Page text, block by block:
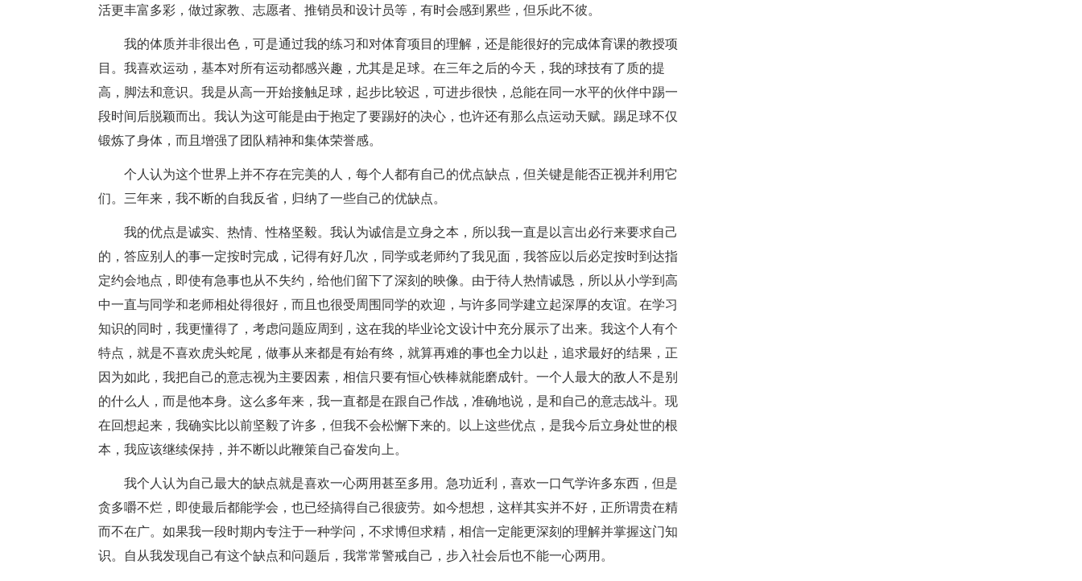
活更丰富多彩，做过家教、志愿者、推销员和设计员等，有时会感到累些，但乐此不彼。
我的体质并非很出色，可是通过我的练习和对体育项目的理解，还是能很好的完成体育课的教授项
目。我喜欢运动，基本对所有运动都感兴趣，尤其是足球。在三年之后的今天，我的球技有了质的提
高，脚法和意识。我是从高一开始接触足球，起步比较迟，可进步很快，总能在同一水平的伙伴中踢一
段时间后脱颖而出。我认为这可能是由于抱定了要踢好的决心，也许还有那么点运动天赋。踢足球不仅
锻炼了身体，而且增强了团队精神和集体荣誉感。
个人认为这个世界上并不存在完美的人，每个人都有自己的优点缺点，但关键是能否正视并利用它
们。三年来，我不断的自我反省，归纳了一些自己的优缺点。
我的优点是诚实、热情、性格坚毅。我认为诚信是立身之本，所以我一直是以言出必行来要求自己
的，答应别人的事一定按时完成，记得有好几次，同学或老师约了我见面，我答应以后必定按时到达指
定约会地点，即使有急事也从不失约，给他们留下了深刻的映像。由于待人热情诚恳，所以从小学到高
中一直与同学和老师相处得很好，而且也很受周围同学的欢迎，与许多同学建立起深厚的友谊。在学习
知识的同时，我更懂得了，考虑问题应周到，这在我的毕业论文设计中充分展示了出来。我这个人有个
特点，就是不喜欢虎头蛇尾，做事从来都是有始有终，就算再难的事也全力以赴，追求最好的结果，正
因为如此，我把自己的意志视为主要因素，相信只要有恒心铁棒就能磨成针。一个人最大的敌人不是别
的什么人，而是他本身。这么多年来，我一直都是在跟自己作战，准确地说，是和自己的意志战斗。现
在回想起来，我确实比以前坚毅了许多，但我不会松懈下来的。以上这些优点，是我今后立身处世的根
本，我应该继续保持，并不断以此鞭策自己奋发向上。
我个人认为自己最大的缺点就是喜欢一心两用甚至多用。急功近利，喜欢一口气学许多东西，但是
贪多嚼不烂，即使最后都能学会，也已经搞得自己很疲劳。如今想想，这样其实并不好，正所谓贵在精
而不在广。如果我一段时期内专注于一种学问，不求博但求精，相信一定能更深刻的理解并掌握这门知
识。自从我发现自己有这个缺点和问题后，我常常警戒自己，步入社会后也不能一心两用。